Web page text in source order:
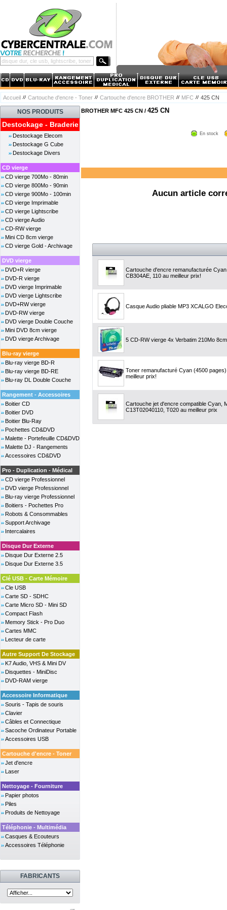
Accueil Cartouche d'encre - Toner Cartouche d'encre BROTHER MFC 425 CN
NOS PRODUITS
Destockage - Braderie
Destockage Elecom
Destockage G Cube
Destockage Divers
CD vierge
CD vierge 700Mo - 80min
CD vierge 800Mo - 90min
CD vierge 900Mo - 100min
CD vierge Imprimable
CD vierge Lightscribe
CD vierge Audio
CD-RW vierge
Mini CD 8cm vierge
CD vierge Gold - Archivage
DVD vierge
DVD+R vierge
DVD-R vierge
DVD vierge Imprimable
DVD vierge Lightscribe
DVD+RW vierge
DVD-RW vierge
DVD vierge Double Couche
Mini DVD 8cm vierge
DVD vierge Archivage
Blu-ray vierge
Blu-ray vierge BD-R
Blu-ray vierge BD-RE
Blu-ray DL Double Couche
Rangement - Accessoires
Boitier CD
Boitier DVD
Boitier Blu-Ray
Pochettes CD&DVD
Malette - Portefeuille CD&DVD
Malette DJ - Rangements
Accessoires CD&DVD
Pro - Duplication - Médical
CD vierge Professionnel
DVD vierge Professionnel
Blu-ray vierge Professionnel
Boitiers - Pochettes Pro
Robots & Consommables
Support Archivage
Intercalaires
Disque Dur Externe
Disque Dur Externe 2.5
Disque Dur Externe 3.5
Clé USB - Carte Mémoire
Cle USB
Carte SD - SDHC
Carte Micro SD - Mini SD
Compact Flash
Memory Stick - Pro Duo
Cartes MMC
Lecteur de carte
Autre Support De Stockage
K7 Audio, VHS & Mini DV
Disquettes - MiniDisc
DVD-RAM vierge
Accessoire Informatique
Souris - Tapis de souris
Clavier
Câbles et Connectique
Sacoche Ordinateur Portable
Accessoires USB
Cartouche d'encre - Toner
Jet d'encre
Laser
Nettoyage - Fourniture
Papier photos
Piles
Produits de Nettoyage
Téléphonie - Multimédia
Casques & Ecouteurs
Accessoires Téléphonie
FABRICANTS
BROTHER MFC 425 CN / 425 CN
En stock
Aucun article
Cartouche d'encre remanufacturée
CB304AE, 110 au meilleur prix!
Casque Audio pliable MP3 XCALGO
5 CD-RW vierge 4x Verbatim 210Mo
Toner remanufacturé Cyan (4500
meilleur prix!
Cartouche jet d'encre compatible Cyan,
C13T02040110, T020 au meilleur prix